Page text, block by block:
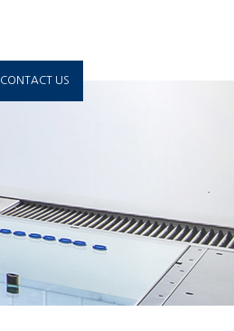
CONTACT US